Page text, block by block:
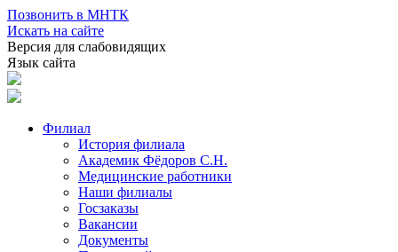
Позвонить в МНТК
Искать на сайте
Версия для слабовидящих
Язык сайта
Филиал
История филиала
Академик Фёдоров С.Н.
Медицинские работники
Наши филиалы
Госзаказы
Вакансии
Документы